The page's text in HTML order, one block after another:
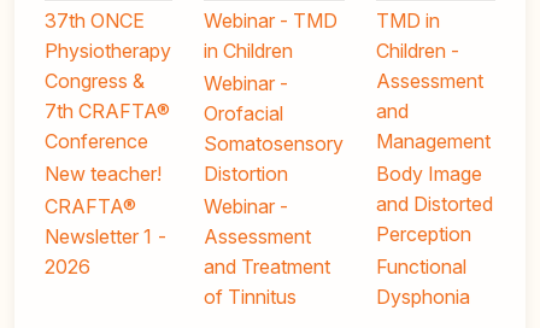
37th ONCE
Physiotherapy
Congress &
7th CRAFTA®
Conference
New teacher!
CRAFTA®
Newsletter 1 -
2026
Webinar - TMD
in Children
Webinar -
Orofacial
Somatosensory
Distortion
Webinar -
Assessment
and Treatment
of Tinnitus
TMD in
Children -
Assessment
and
Management
Body Image
and Distorted
Perception
Functional
Dysphonia